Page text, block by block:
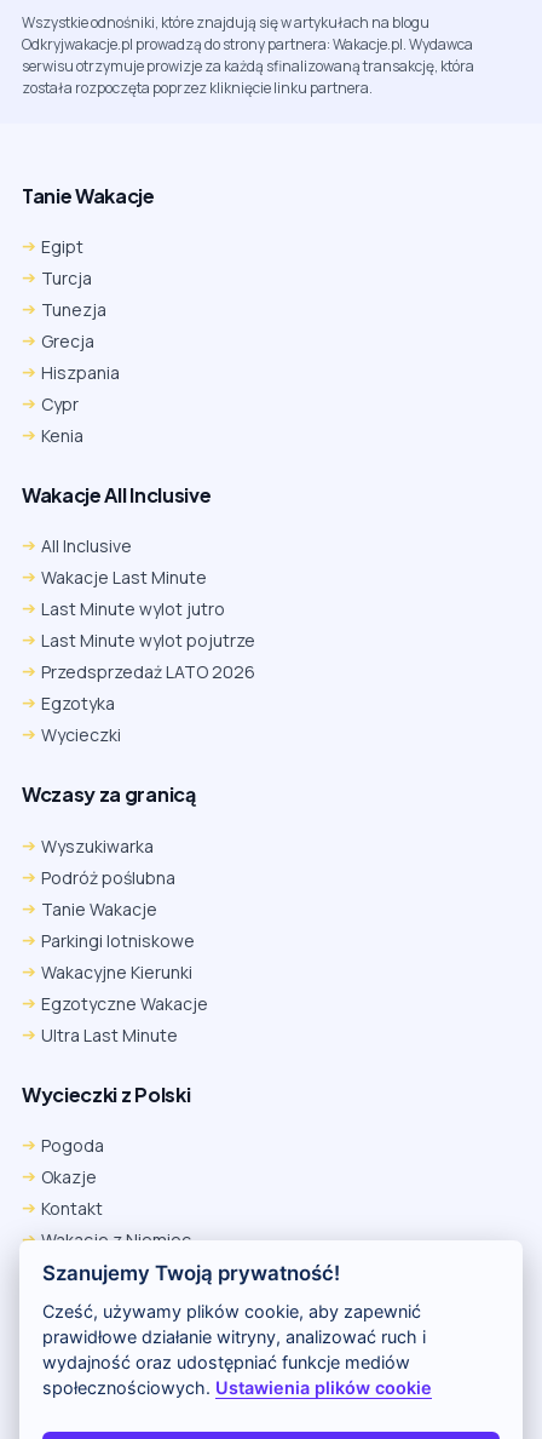
Wszystkie odnośniki, które znajdują się w artykułach na blogu
Odkryjwakacje.pl prowadzą do strony partnera: Wakacje.pl. Wydawca
serwisu otrzymuje prowizje za każdą sfinalizowaną transakcję, która
została rozpoczęta poprzez kliknięcie linku partnera.
Tanie Wakacje
Egipt
Turcja
Tunezja
Grecja
Hiszpania
Cypr
Kenia
Wakacje All Inclusive
All Inclusive
Wakacje Last Minute
Last Minute wylot jutro
Last Minute wylot pojutrze
Przedsprzedaż LATO 2026
Egzotyka
Wycieczki
Wczasy za granicą
Wyszukiwarka
Podróż poślubna
Tanie Wakacje
Parkingi lotniskowe
Wakacyjne Kierunki
Egzotyczne Wakacje
Ultra Last Minute
Wycieczki z Polski
Pogoda
Okazje
Kontakt
Wakacje z Niemiec
Polityka Prywatności
Wakacje w Egipcie
Rankingi hoteli
Szanujemy Twoją prywatność!
Cześć, używamy plików cookie, aby zapewnić
prawidłowe działanie witryny, analizować ruch i
wydajność oraz udostępniać funkcje mediów
społecznościowych. Ustawienia plików cookie